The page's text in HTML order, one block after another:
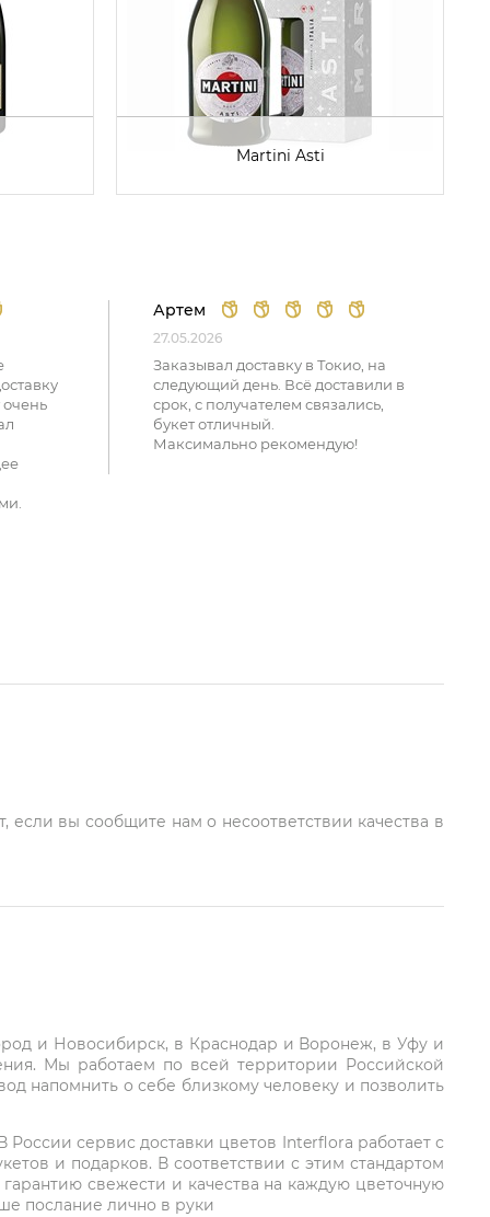
Martini Asti
Артем
27.05.2026
Заказывал доставку в Токио, на
следующий день. Всё доставили в
срок, с получателем связались,
букет отличный.
Максимально рекомендую!
вы сообщите нам о несоответствии качества в
и Новосибирск, в Краснодар и Воронеж, в Уфу и
Мы работаем по всей территории Российской
напомнить о себе близкому человеку и позволить
сервис доставки цветов Interflora работает с
и подарков. В соответствии с этим стандартом
свежести и качества на каждую цветочную
послание лично в руки